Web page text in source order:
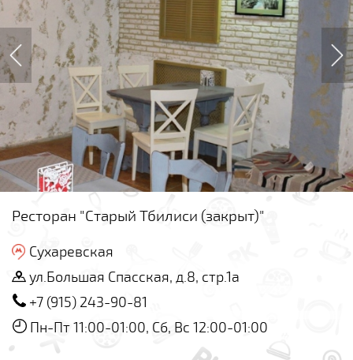
Ресторан "Старый Тбилиси (закрыт)"
Сухаревская
ул.Большая Спасская, д.8, стр.1а
+7 (915) 243-90-81
Пн-Пт 11:00-01:00, Сб, Вс 12:00-01:00